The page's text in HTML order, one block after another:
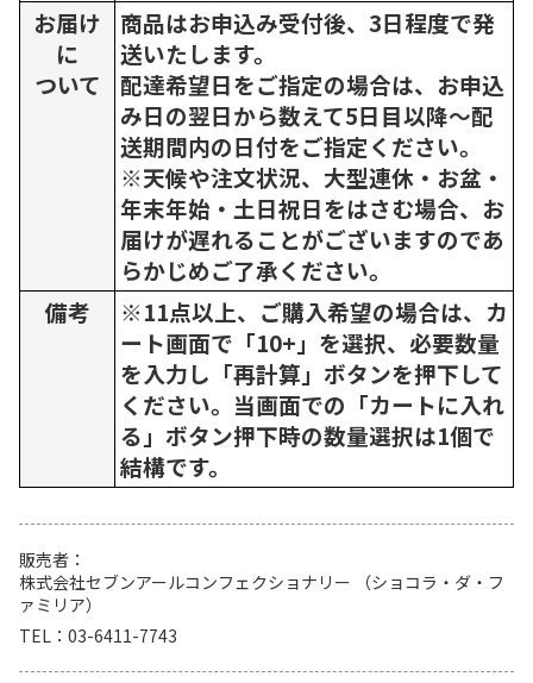
お届け
に
ついて
商品はお申込み受付後、3日程度で発
送いたします。
配達希望日をご指定の場合は、お申込
み日の翌日から数えて5日目以降～配
送期間内の日付をご指定ください。
※天候や注文状況、大型連休・お盆・
年末年始・土日祝日をはさむ場合、お
届けが遅れることがございますのであ
らかじめご了承ください。
備考
※11点以上、ご購入希望の場合は、カ
ート画面で「10+」を選択、必要数量
を入力し「再計算」ボタンを押下して
ください。当画面での「カートに入れ
る」ボタン押下時の数量選択は1個で
結構です。
販売者
株式会社セブンアールコンフェクショナリー （ショコラ・ダ・フ
ァミリア）
TEL
03-6411-7743